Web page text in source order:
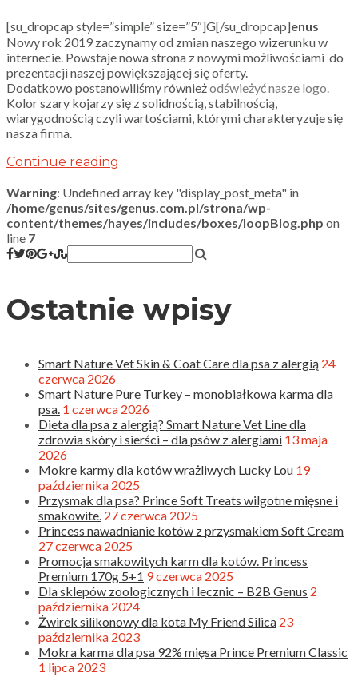
[su_dropcap style=”simple” size=”5″]G[/su_dropcap]enus
Nowy rok 2019 zaczynamy od zmian naszego wizerunku w
internecie. Powstaje nowa strona z nowymi możliwościami do
prezentacji naszej powiększającej się oferty.
Dodatkowo postanowiliśmy równieżodświeżyć nasze logo.
Kolor szary kojarzy się z solidnością, stabilnością,
wiarygodnością czyli wartościami, którymi charakteryzuje się
nasza firma.
Continue reading
Warning: Undefined array key "display_post_meta" in
/home/genus/sites/genus.com.pl/strona/wp-
content/themes/hayes/includes/boxes/loopBlog.php on
line 7
Ostatnie wpisy
Smart Nature Vet Skin & Coat Care dla psa z alergią 24
czerwca 2026
Smart Nature Pure Turkey – monobiałkowa karma dla
psa. 1 czerwca 2026
Dieta dla psa z alergią? Smart Nature Vet Line dla
zdrowia skóry i sierści – dla psów z alergiami 13 maja
2026
Mokre karmy dla kotów wrażliwych Lucky Lou 19
października 2025
Przysmak dla psa? Prince Soft Treats wilgotne mięsne i
smakowite. 27 czerwca 2025
Princess nawadnianie kotów z przysmakiem Soft Cream
27 czerwca 2025
Promocja smakowitych karm dla kotów. Princess
Premium 170g 5+1 9 czerwca 2025
Dla sklepów zoologicznych i lecznic – B2B Genus 2
października 2024
Żwirek silikonowy dla kota My Friend Silica 23
października 2023
Mokra karma dla psa 92% mięsa Prince Premium Classic
1 lipca 2023